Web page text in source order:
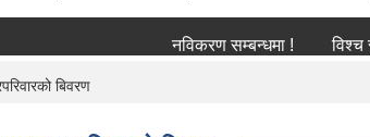
नविकरण सम्बन्धमा ! विश्च स्तनपान
बिवरण